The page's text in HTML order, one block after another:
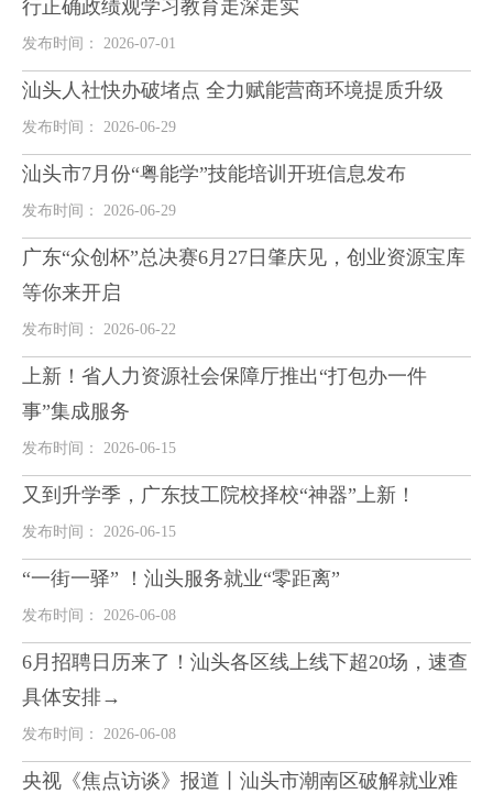
行正确政绩观学习教育走深走实
发布时间： 2026-07-01
汕头人社快办破堵点 全力赋能营商环境提质升级
发布时间： 2026-06-29
汕头市7月份“粤能学”技能培训开班信息发布
发布时间： 2026-06-29
广东“众创杯”总决赛6月27日肇庆见，创业资源宝库
等你来开启
发布时间： 2026-06-22
上新！省人力资源社会保障厅推出“打包办一件
事”集成服务
发布时间： 2026-06-15
又到升学季，广东技工院校择校“神器”上新！
发布时间： 2026-06-15
“一街一驿” ！汕头服务就业“零距离”
发布时间： 2026-06-08
6月招聘日历来了！汕头各区线上线下超20场，速查
具体安排→
发布时间： 2026-06-08
央视《焦点访谈》报道丨汕头市潮南区破解就业难